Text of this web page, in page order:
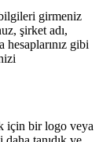
girmeniz
şirket adı,
hesaplarınız gibi
için bir logo veya